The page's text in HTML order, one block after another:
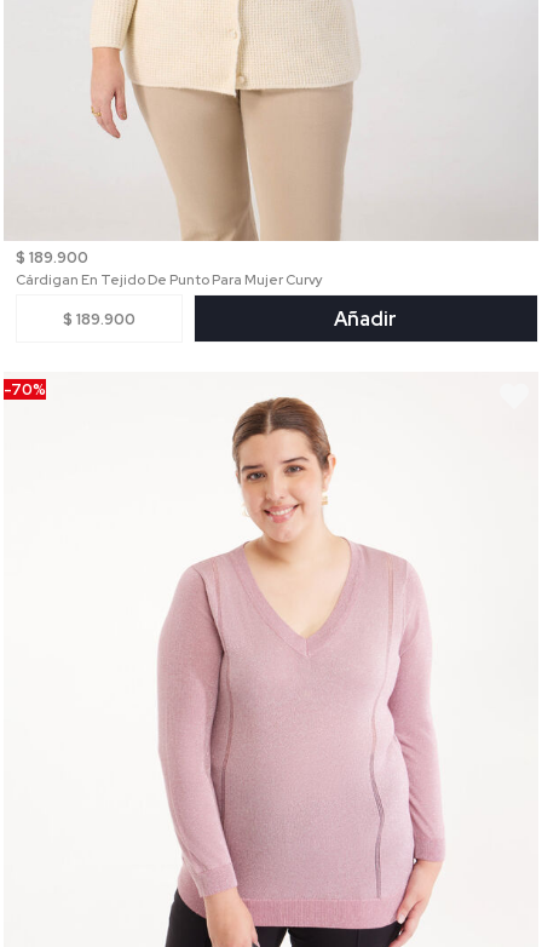
$ 189.900
Cárdigan En Tejido De Punto Para Mujer Curvy
$ 189.900 Añadir
-70%